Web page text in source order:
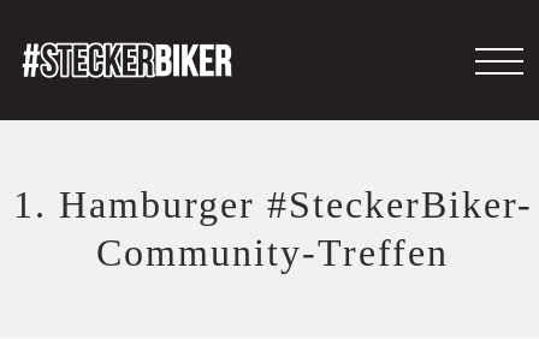
1. Hamburger #SteckerBiker-
Community-Treffen